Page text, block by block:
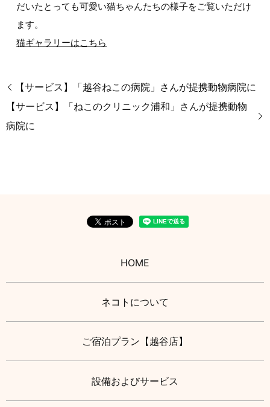
だいたとっても可愛い猫ちゃんたちの様子をご覧いただけ
ます。
猫ギャラリーはこちら
【サービス】「越谷ねこの病院」さんが提携動物病院に
【サービス】「ねこのクリニック浦和」さんが提携動物
病院に
HOME
ネコトについて
ご宿泊プラン【越谷店】
設備およびサービス